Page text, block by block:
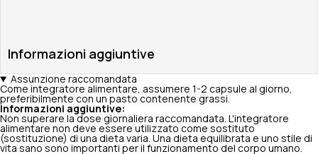
Informazioni aggiuntive
Assunzione raccomandata
Come integratore alimentare, assumere 1-2 capsule al giorno,
preferibilmente con un pasto contenente grassi.
Informazioni aggiuntive:
Non superare la dose giornaliera raccomandata. L'integratore
alimentare non deve essere utilizzato come sostituto
(sostituzione) di una dieta varia. Una dieta equilibrata e uno stile di
vita sano sono importanti per il funzionamento del corpo umano.